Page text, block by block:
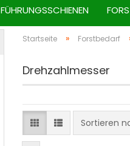
FÜHRUNGSSCHIENEN
Startseite » Forstbedarf
Drehzahlmesser
Sortieren
Sortieren